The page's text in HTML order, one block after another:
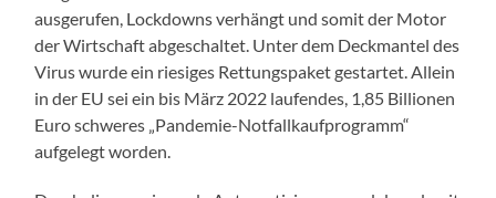
ausgerufen, Lockdowns verhängt und somit der Motor
der Wirtschaft abgeschaltet. Unter dem Deckmantel des
Virus wurde ein riesiges Rettungspaket gestartet. Allein
in der EU sei ein bis März 2022 laufendes, 1,85 Billionen
Euro schweres „Pandemie-Notfallkaufprogramm“
aufgelegt worden.